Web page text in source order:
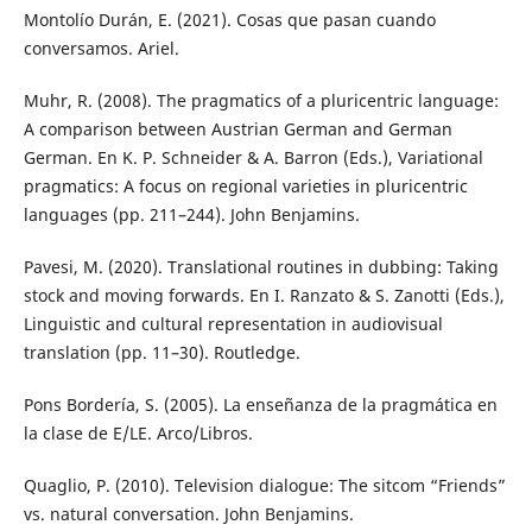
Montolío Durán, E. (2021). Cosas que pasan cuando
conversamos. Ariel.
Muhr, R. (2008). The pragmatics of a pluricentric language:
A comparison between Austrian German and German
German. En K. P. Schneider & A. Barron (Eds.), Variational
pragmatics: A focus on regional varieties in pluricentric
languages (pp. 211–244). John Benjamins.
Pavesi, M. (2020). Translational routines in dubbing: Taking
stock and moving forwards. En I. Ranzato & S. Zanotti (Eds.),
Linguistic and cultural representation in audiovisual
translation (pp. 11–30). Routledge.
Pons Bordería, S. (2005). La enseñanza de la pragmática en
la clase de E/LE. Arco/Libros.
Quaglio, P. (2010). Television dialogue: The sitcom “Friends”
vs. natural conversation. John Benjamins.